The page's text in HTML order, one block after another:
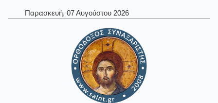
Παρασκευή, 07 Αυγούστου 2026